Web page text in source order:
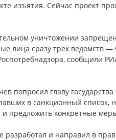
изъятия. Сейчас проект
уничтожении
лица сразу трех ведомств
сообщили
попросил главу
в санкционный
предложить конкретные
и направил в